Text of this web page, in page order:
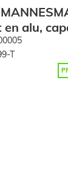
alu,
T